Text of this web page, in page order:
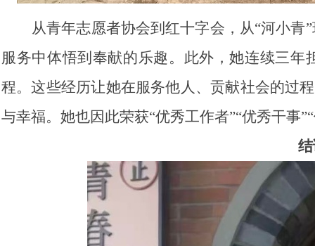
从青年志愿者协会到红十字会，从“河小
服务中体悟到奉献的乐趣。此外，她连续三
程。这些经历让她在服务他人、贡献社会的过
与幸福。她也因此荣获“优秀工作者”“优秀干事